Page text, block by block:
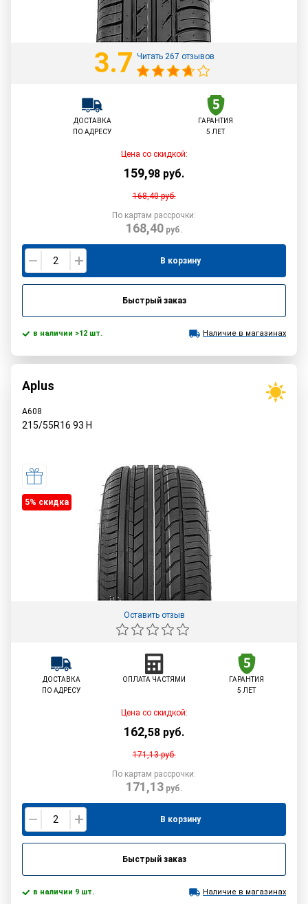
3.7 Читать 267 отзывов
ДОСТАВКА
ПО АДРЕСУ
ГАРАНТИЯ
5 ЛЕТ
Цена со скидкой:
159,98 руб.
168,40руб.
По картам рассрочки:
168,40руб.
В корзину
Быстрый заказ
в наличии >12 шт. Наличие в магазинах
Aplus
A608
215/55R16 93 H
5% cкидка
Оставить отзыв
ДОСТАВКА
ПО АДРЕСУ
ОПЛАТА ЧАСТЯМИ
ГАРАНТИЯ
5 ЛЕТ
Цена со скидкой:
162,58 руб.
171,13руб.
По картам рассрочки:
171,13руб.
В корзину
Быстрый заказ
в наличии 9 шт. Наличие в магазинах